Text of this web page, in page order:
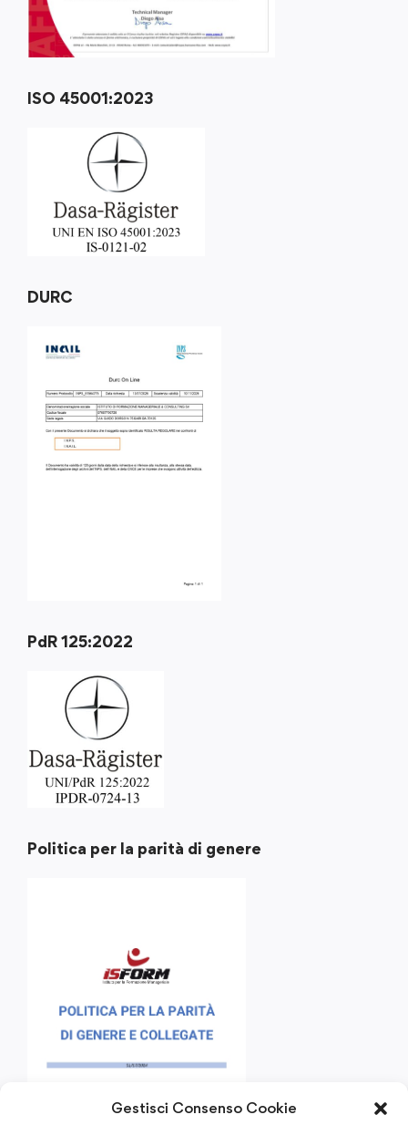
Gestisci Consenso Cookie
ISO 45001:2023
DURC
PdR 125:2022
Politica per la parità di genere